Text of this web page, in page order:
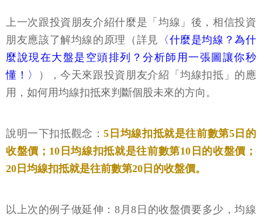
上一次跟投資朋友介紹什麼是「均線」後，相信投資
朋友應該了解均線的原理（詳見 〈什麼是均線？為什
麼說現在大盤是空頭排列？分析師用一張圖讓你秒
懂！〉
），今天來跟投資朋友介紹「均線扣抵」的應
用，如何用均線扣抵來判斷個股未來的方向。
說明一下扣抵觀念：5日均線扣抵就是往前數第5日的
收盤價；10日均線扣抵就是往前數第10日的收盤價；
20日均線扣抵就是往前數第20日的收盤價。
以上次的例子做延伸：8月8日的收盤價要多少，均線